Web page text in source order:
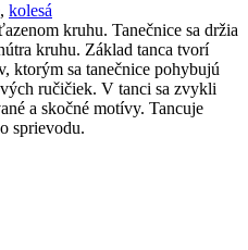
, kolesá
kruhu. Tanečnice sa držia
kruhu. Základ tanca tvorí
ktorým sa tanečnice pohybujú
ručičiek. V tanci sa zvykli
a skočné motívy. Tancuje
sprievodu.